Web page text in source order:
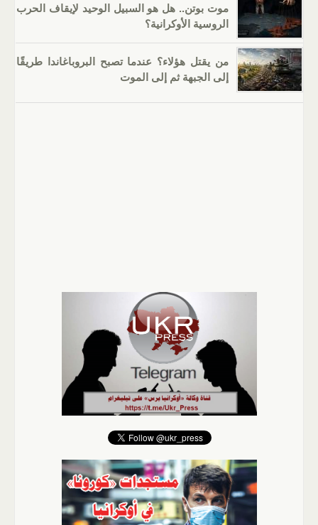
موت بوتن.. هل هو السبيل الوحيد لإيقاف الحرب
الروسية الأوكرانية؟
من يقتل هؤلاء؟ عندما تصبح البروباغاندا طريقًا
إلى الجبهة ثم إلى الموت